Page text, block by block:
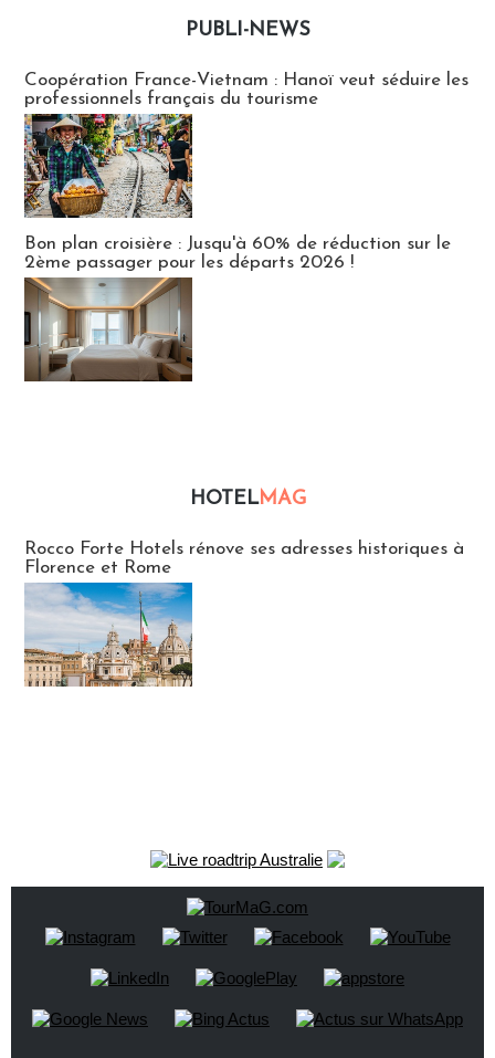
PUBLI-NEWS
Coopération France-Vietnam : Hanoï veut séduire les
professionnels français du tourisme
Bon plan croisière : Jusqu'à 60% de réduction sur le
2ème passager pour les départs 2026 !
HOTELMAG
Rocco Forte Hotels rénove ses adresses historiques à
Florence et Rome